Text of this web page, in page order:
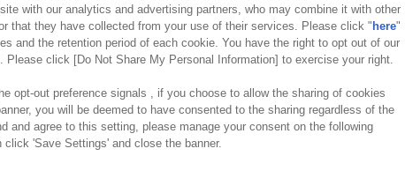
食品のご提供について カスタマーハラスメント対応方針
with our analytics and advertising partners, who may combine it with other
that they have collected from your use of their services. Please click " here"
and the retention period of each cookie. You have the right to opt out of our
Please click [Do Not Share My Personal Information] to exercise your right.
opt-out preference signals , if you choose to allow the sharing of cookies
you will be deemed to have consented to the sharing regardless of the
and agree to this setting, please manage your consent on the following
'Save Settings' and close the banner.